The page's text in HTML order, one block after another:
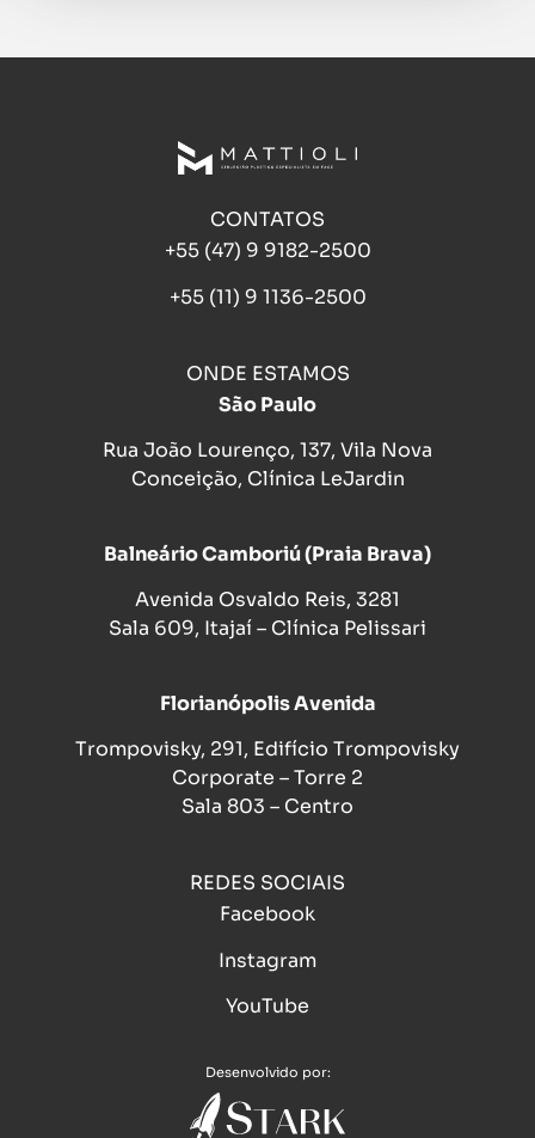
CONTATOS
+55 (47) 9 9182-2500
+55 (11) 9 1136-2500
ONDE ESTAMOS
São Paulo
Rua João Lourenço, 137, Vila Nova
Conceição, Clínica LeJardin
Balneário Camboriú (Praia Brava)
Avenida Osvaldo Reis, 3281
Sala 609, Itajaí – Clínica Pelissari
Florianópolis Avenida
Trompovisky, 291, Edifício Trompovisky
Corporate – Torre 2
Sala 803 – Centro
REDES SOCIAIS
Facebook
Instagram
YouTube
Desenvolvido por: